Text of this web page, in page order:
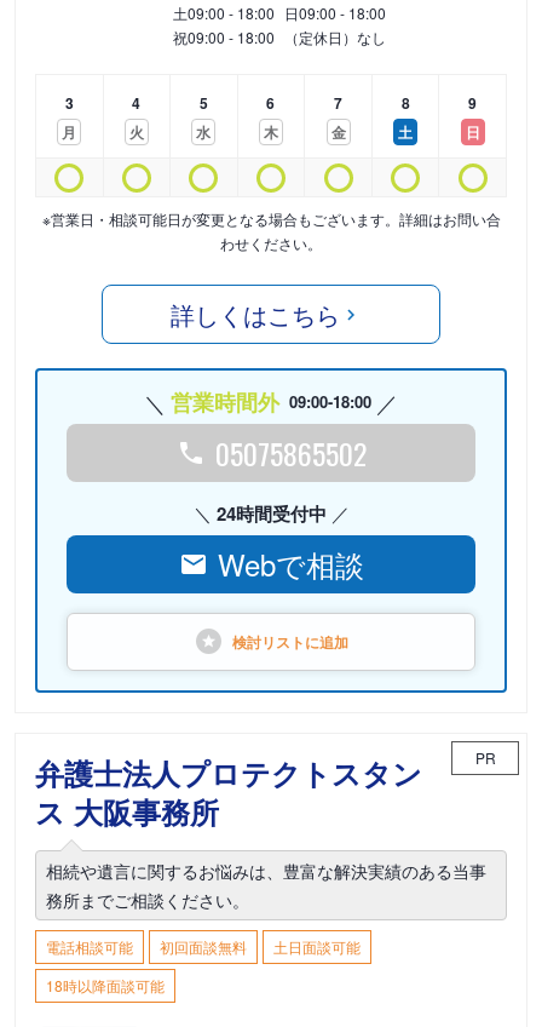
土09:00 - 18:00 日09:00 - 18:00
祝09:00 - 18:00 （定休日）なし
3
月
4
火
5
水
6
木
7
金
8
土
9
日
※営業日・相談可能日が変更となる場合もございます。詳細はお問い合
わせください。
詳しくはこちら
営業時間外 09:00-18:00
05075865502
24時間受付中
Webで相談
検討リストに追加
弁護士法人プロテクトスタン
ス 大阪事務所
PR
相続や遺言に関するお悩みは、豊富な解決実績のある当事
務所までご相談ください。
電話相談可能 初回面談無料
土日面談可能
18時以降面談可能